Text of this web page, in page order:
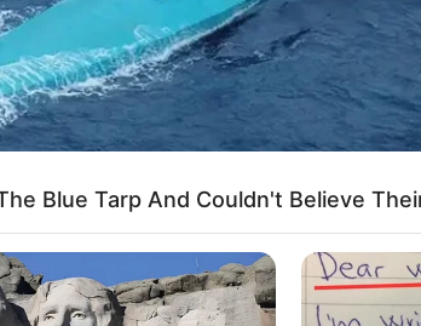
autoridades,Luz Denis Giraldo, de 23
arma blanca, al parecer por su
la mujer era víctima deviolencia
su pareja. De la víctima también se
edad.
Blue Tarp And Couldn't Believe